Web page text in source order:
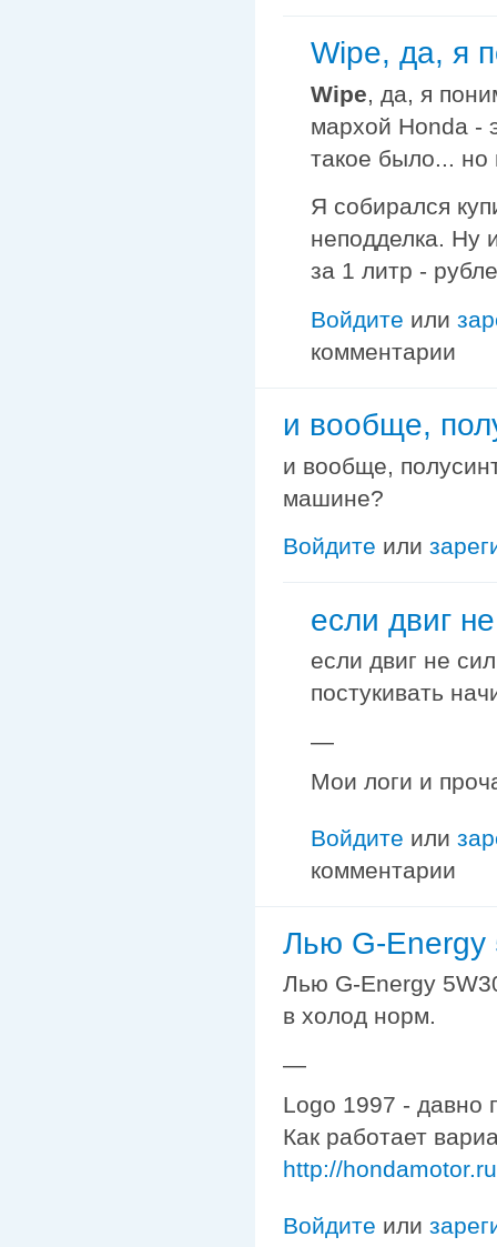
Wipe, да, я
Wipe, да, я
мархой Honda -
такое было... но
Я собирался
неподделка. Ну
за 1 литр -
Войдите или
комментарии
и вообще,
и вообще,
машине?
Войдите или
если двиг
если двиг не
постукивать
—
Мои логи и
Войдите или
комментарии
Лью G-Energy
Лью G-Energy
в холод норм.
—
Logo 1997 - давно
Как работает
http://
Войдите или